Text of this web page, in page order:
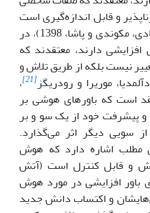
و قابل اندازه‌گیری است
(میرزابیگی، بختیارپور، افتخار صعادی، مکوندی و پاشا، 1398)، در
دارند، معتقدند که
نیست بلکه از طریق تلاش و
موریرا و رودریگز[21]
،
است که باورهای هوشی بر
پیشرفت خود از یک سو و بر
سویی دیگر اثر می‌گذارد.
مطلب اشاره دارد که هوش
و قابل کنترل است (آتش
دارای باور افزایشی در مورد هوش
و اکتساب دانش جدید